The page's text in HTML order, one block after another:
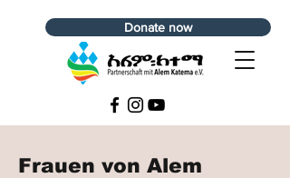
Donate now
Frauen von Alem